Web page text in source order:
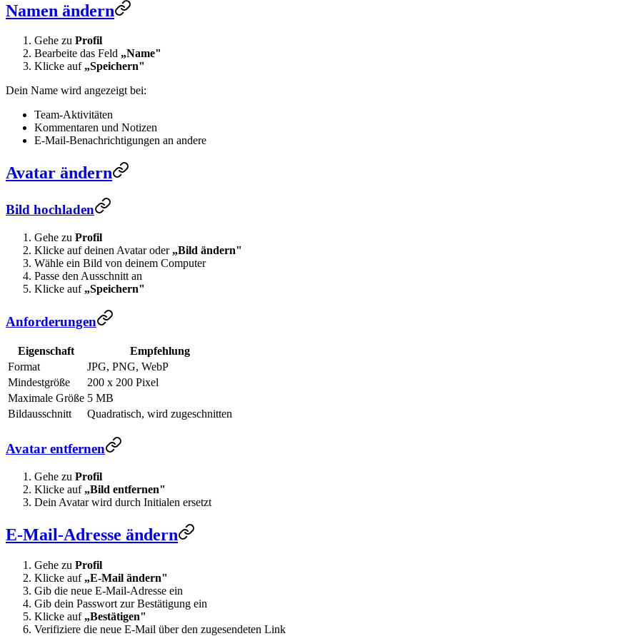
Namen ändern
Gehe zu Profil
Bearbeite das Feld „Name"
Klicke auf „Speichern"
Dein Name wird angezeigt bei:
Team-Aktivitäten
Kommentaren und Notizen
E-Mail-Benachrichtigungen an andere
Avatar ändern
Bild hochladen
Gehe zu Profil
Klicke auf deinen Avatar oder „Bild ändern"
Wähle ein Bild von deinem Computer
Passe den Ausschnitt an
Klicke auf „Speichern"
Anforderungen
Eigenschaft
Empfehlung
Format
JPG, PNG, WebP
Mindestgröße
200 x 200 Pixel
Maximale Größe 5 MB
Bildausschnitt
Quadratisch, wird zugeschnitten
Avatar entfernen
Gehe zu Profil
Klicke auf „Bild entfernen"
Dein Avatar wird durch Initialen ersetzt
E-Mail-Adresse ändern
Gehe zu Profil
Klicke auf „E-Mail ändern"
Gib die neue E-Mail-Adresse ein
Gib dein Passwort zur Bestätigung ein
Klicke auf „Bestätigen"
Verifiziere die neue E-Mail über den zugesendeten Link